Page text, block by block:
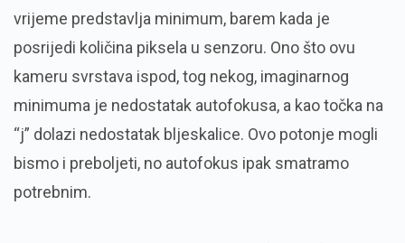
vrijeme predstavlja minimum, barem kada je
posrijedi količina piksela u senzoru. Ono što ovu
kameru svrstava ispod, tog nekog, imaginarnog
minimuma je nedostatak autofokusa, a kao točka na
“j” dolazi nedostatak bljeskalice. Ovo potonje mogli
bismo i preboljeti, no autofokus ipak smatramo
potrebnim.